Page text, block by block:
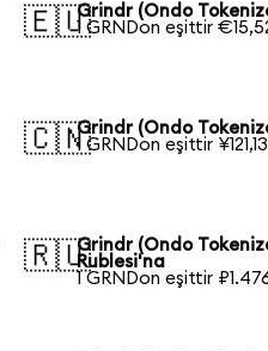
🇪🇺Grindr (Ondo
1 GRNDon eşittir
🇨🇳Grindr (Ondo
1 GRNDon eşittir ¥121,13
🇷🇺Grindr (Ondo
Rublesi'na
1 GRNDon eşittir